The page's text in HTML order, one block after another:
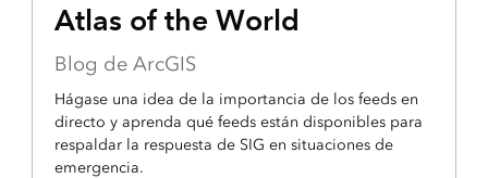
Atlas of the World
Blog de ArcGIS
Hágase una idea de la importancia de los feeds en
directo y aprenda qué feeds están disponibles para
respaldar la respuesta de SIG en situaciones de
emergencia.